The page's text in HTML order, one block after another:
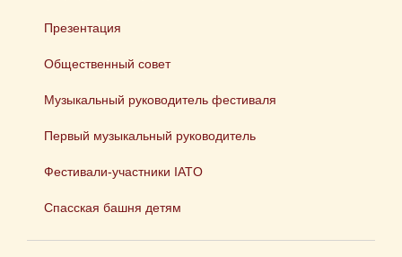
Презентация
Общественный совет
Музыкальный руководитель фестиваля
Первый музыкальный руководитель
Фестивали-участники IATO
Спасская башня детям